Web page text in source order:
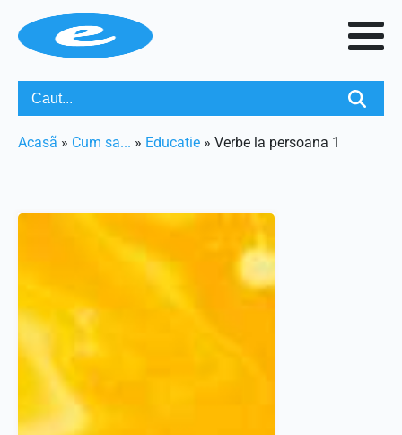
Acasã » Cum sa... » Educatie » Verbe la persoana 1